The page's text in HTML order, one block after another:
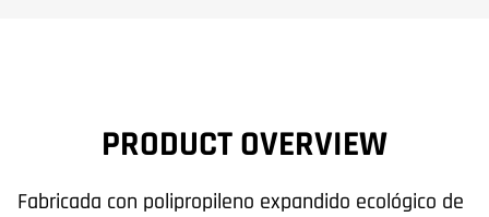
PRODUCT OVERVIEW
Fabricada con polipropileno expandido ecológico de